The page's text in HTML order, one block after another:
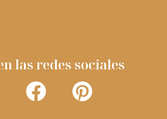
las redes sociales